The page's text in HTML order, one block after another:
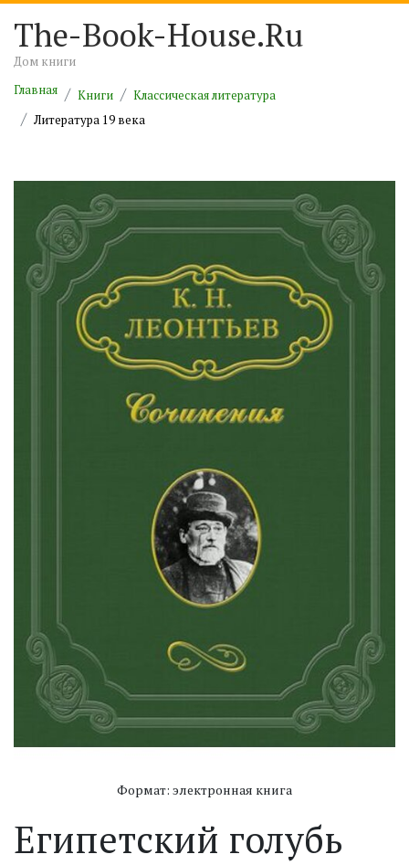
The-Book-House.Ru
Дом книги
Главная
Книги
Классическая литература
Литература 19 века
Формат: электронная книга
Египетский голубь